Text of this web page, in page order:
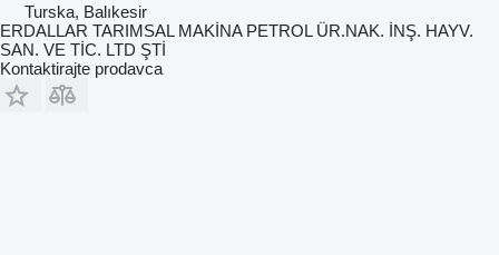
Turska, Balıkesir
ERDALLAR TARIMSAL MAKİNA PETROL ÜR.NAK. İNŞ. HAYV.
SAN. VE TİC. LTD ŞTİ
Kontaktirajte prodavca